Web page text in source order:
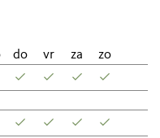
do vr za
zo